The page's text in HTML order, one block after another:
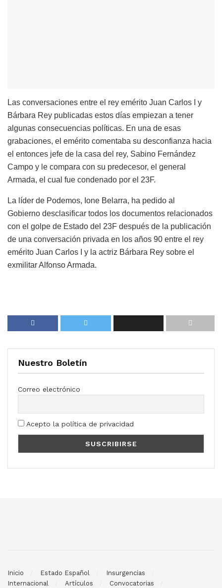
Las conversaciones entre el rey emérito Juan Carlos I y
Bárbara Rey publicadas estos días empiezan a tener
algunas consecuencias políticas. En una de esas
grabaciones, el emérito comentaba su desconfianza hacia
el entonces jefe de la casa del rey, Sabino Fernández
Campo y le compara con su predecesor, el general
Armada, el cual fue condenado por el 23F.
La líder de Podemos, Ione Belarra, ha pedido al
Gobierno desclasificar todos los documentos relacionados
con el golpe de Estado del 23F después de la publicación
de una conversación privada en los años 90 entre el rey
emérito Juan Carlos I y la actriz Bárbara Rey sobre el
exmilitar Alfonso Armada.
Nuestro Boletín
Correo electrónico
Acepto la política de privacidad
Inicio Estado Español
Insurgencias
Internacional
Artículos Convocatorias